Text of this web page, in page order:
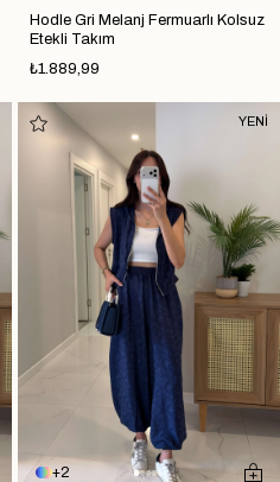
Hodle Gri Melanj Fermuarlı Kolsuz
Etekli Takım
₺1.889,99
2
YENİ